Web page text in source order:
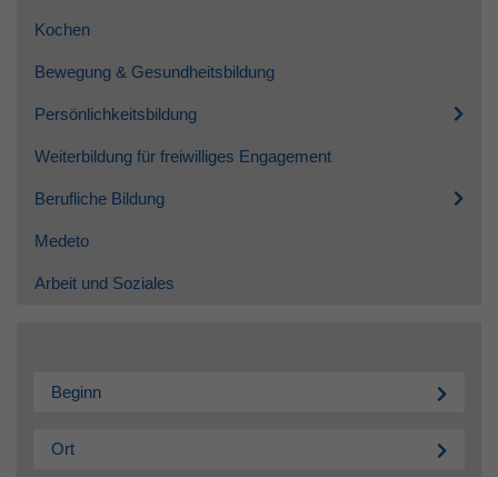
Kochen
Bewegung & Gesundheitsbildung
Persönlichkeitsbildung
Weiterbildung für freiwilliges Engagement
Berufliche Bildung
Medeto
Arbeit und Soziales
Beginn
Ort